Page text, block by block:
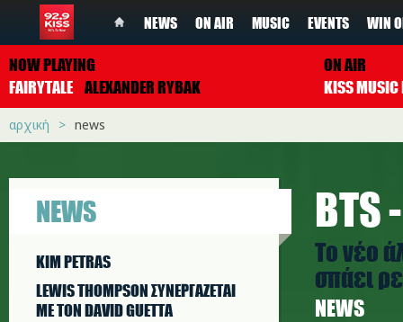
NEWS ON AIR MUSIC EVENTS WIN
NOW PLAYING
FAIRYTALE ALEXANDER RYBAK
ON AIR
αρχική news
NEWS
KIM PETRAS
LEWIS THOMPSON ΣΥΝΕΡΓAΖΕΤΑΙ
ΜΕ ΤΟΝ DAVID GUETTA
BTS
Το νέο
σπάει
NEWS